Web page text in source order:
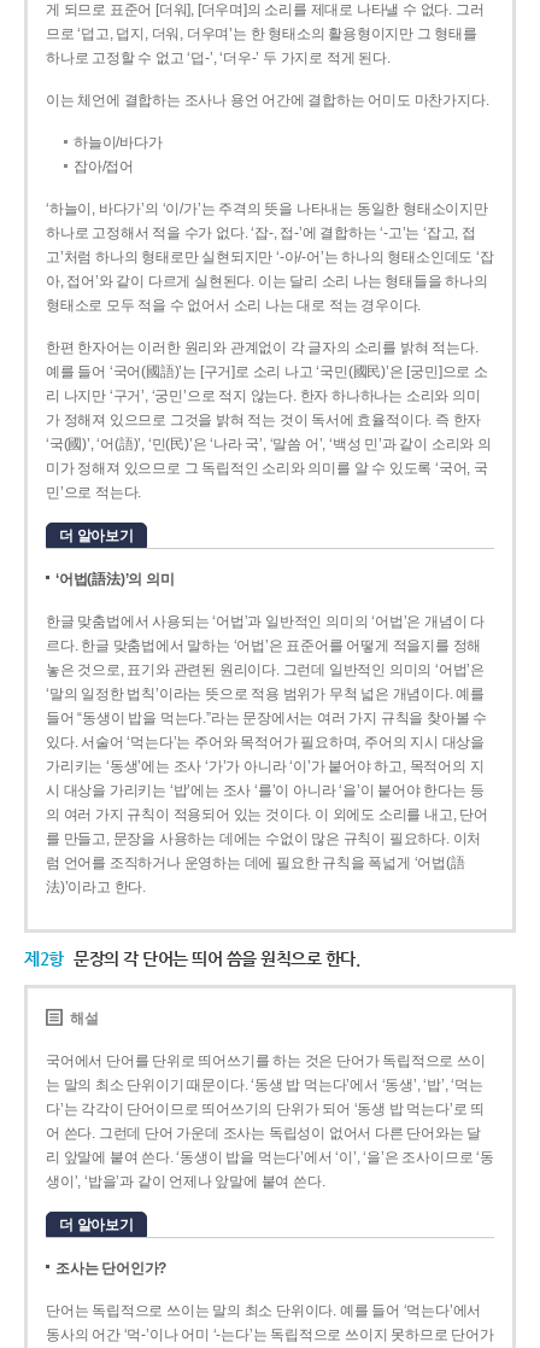
게 되므로 표준어 [더워], [더우며]의 소리를 제대로 나타낼 수 없다. 그러
므로 ‘덥고, 덥지, 더워, 더우며’는 한 형태소의 활용형이지만 그 형태를
하나로 고정할 수 없고 ‘덥-’, ‘더우-’ 두 가지로 적게 된다.
이는 체언에 결합하는 조사나 용언 어간에 결합하는 어미도 마찬가지다.
하늘이/바다가
잡아/접어
‘하늘이, 바다가’의 ‘이/가’는 주격의 뜻을 나타내는 동일한 형태소이지만
하나로 고정해서 적을 수가 없다. ‘잡-, 접-’에 결합하는 ‘-고’는 ‘잡고, 접
고’처럼 하나의 형태로만 실현되지만 ‘-아/-어’는 하나의 형태소인데도 ‘잡
아, 접어’와 같이 다르게 실현된다. 이는 달리 소리 나는 형태들을 하나의
형태소로 모두 적을 수 없어서 소리 나는 대로 적는 경우이다.
한편 한자어는 이러한 원리와 관계없이 각 글자의 소리를 밝혀 적는다.
예를 들어 ‘국어(國語)’는 [구거]로 소리 나고 ‘국민(國民)’은 [궁민]으로 소
리 나지만 ‘구거’, ‘궁민’으로 적지 않는다. 한자 하나하나는 소리와 의미
가 정해져 있으므로 그것을 밝혀 적는 것이 독서에 효율적이다. 즉 한자
‘국(國)’, ‘어(語)’, ‘민(民)’은 ‘나라 국’, ‘말씀 어’, ‘백성 민’과 같이 소리와 의
미가 정해져 있으므로 그 독립적인 소리와 의미를 알 수 있도록 ‘국어, 국
민’으로 적는다.
더 알아보기
‘어법(語法)’의 의미
한글 맞춤법에서 사용되는 ‘어법’과 일반적인 의미의 ‘어법’은 개념이 다
르다. 한글 맞춤법에서 말하는 ‘어법’은 표준어를 어떻게 적을지를 정해
놓은 것으로, 표기와 관련된 원리이다. 그런데 일반적인 의미의 ‘어법’은
‘말의 일정한 법칙’이라는 뜻으로 적용 범위가 무척 넓은 개념이다. 예를
들어 “동생이 밥을 먹는다.”라는 문장에서는 여러 가지 규칙을 찾아볼 수
있다. 서술어 ‘먹는다’는 주어와 목적어가 필요하며, 주어의 지시 대상을
가리키는 ‘동생’에는 조사 ‘가’가 아니라 ‘이’가 붙어야 하고, 목적어의 지
시 대상을 가리키는 ‘밥’에는 조사 ‘를’이 아니라 ‘을’이 붙어야 한다는 등
의 여러 가지 규칙이 적용되어 있는 것이다. 이 외에도 소리를 내고, 단어
를 만들고, 문장을 사용하는 데에는 수없이 많은 규칙이 필요하다. 이처
럼 언어를 조직하거나 운영하는 데에 필요한 규칙을 폭넓게 ‘어법(語
法)’이라고 한다.
제2항 문장의 각 단어는 띄어 씀을 원칙으로 한다.
해설
국어에서 단어를 단위로 띄어쓰기를 하는 것은 단어가 독립적으로 쓰이
는 말의 최소 단위이기 때문이다. ‘동생 밥 먹는다’에서 ‘동생’, ‘밥’, ‘먹는
다’는 각각이 단어이므로 띄어쓰기의 단위가 되어 ‘동생 밥 먹는다’로 띄
어 쓴다. 그런데 단어 가운데 조사는 독립성이 없어서 다른 단어와는 달
리 앞말에 붙여 쓴다. ‘동생이 밥을 먹는다’에서 ‘이’, ‘을’은 조사이므로 ‘동
생이’, ‘밥을’과 같이 언제나 앞말에 붙여 쓴다.
더 알아보기
조사는 단어인가?
단어는 독립적으로 쓰이는 말의 최소 단위이다. 예를 들어 ‘먹는다’에서
동사의 어간 ‘먹-­’이나 어미 ‘­-는다’는 독립적으로 쓰이지 못하므로 단어가